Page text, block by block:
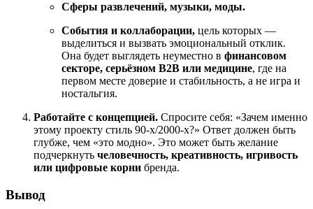
Сферы развлечений, музыки, моды.
События и коллаборации, цель которых —
выделиться и вызвать эмоциональный отклик.
Она будет выглядеть неуместно в финансовом
секторе, серьёзном B2B или медицине, где на
первом месте доверие и стабильность, а не игра и
ностальгия.
Работайте с концепцией. Спросите себя: «Зачем именно
этому проекту стиль 90-х/2000-х?» Ответ должен быть
глубже, чем «это модно». Это может быть желание
подчеркнуть человечность, креативность, игривость
или цифровые корни бренда.
Вывод